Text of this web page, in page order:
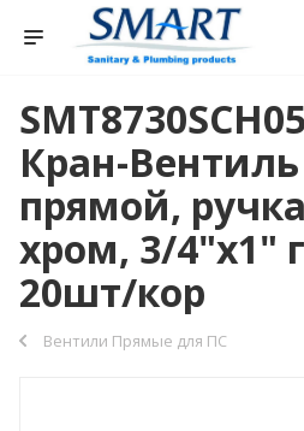
Кран-Вентиль
прямой,
хром, 3/4"х1"
20шт/кор
Вентили Прямые для ПС